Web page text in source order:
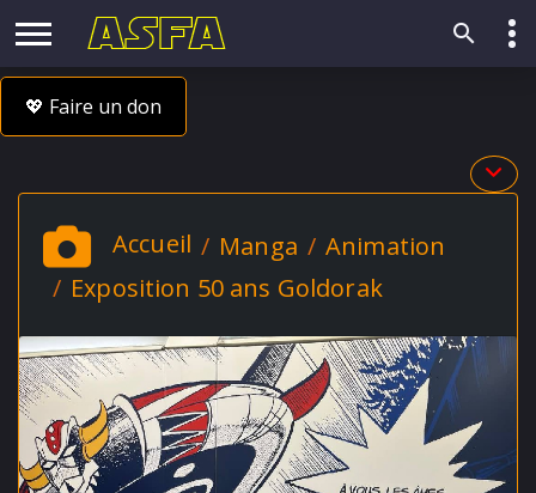
💖 Faire un don
Accueil Manga
Animation
Exposition 50 ans Goldorak